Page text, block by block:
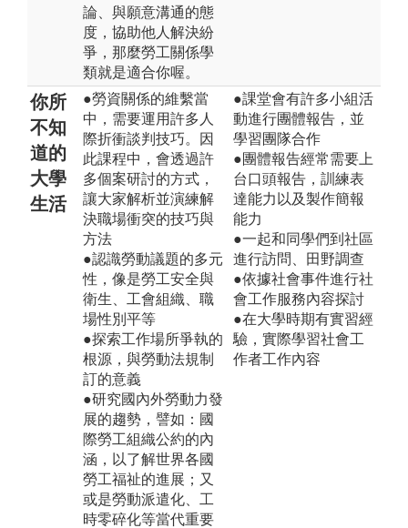
論、與願意溝通的態
度，協助他人解決紛
爭，那麼勞工關係學
類就是適合你喔。
你所
不知
道的
大學
生活
●勞資關係的維繫當
中，需要運用許多人
際折衝談判技巧。因
此課程中，會透過許
多個案研討的方式，
讓大家解析並演練解
決職場衝突的技巧與
方法
●認識勞動議題的多元
性，像是勞工安全與
衛生、工會組織、職
場性別平等
●探索工作場所爭執的
根源，與勞動法規制
訂的意義
●研究國內外勞動力發
展的趨勢，譬如：國
際勞工組織公約的內
涵，以了解世界各國
勞工福祉的進展；又
或是勞動派遣化、工
時零碎化等當代重要
●課堂會有許多小組活
動進行團體報告，並
學習團隊合作
●團體報告經常需要上
台口頭報告，訓練表
達能力以及製作簡報
能力
●一起和同學們到社區
進行訪問、田野調查
●依據社會事件進行社
會工作服務內容探討
●在大學時期有實習經
驗，實際學習社會工
作者工作內容